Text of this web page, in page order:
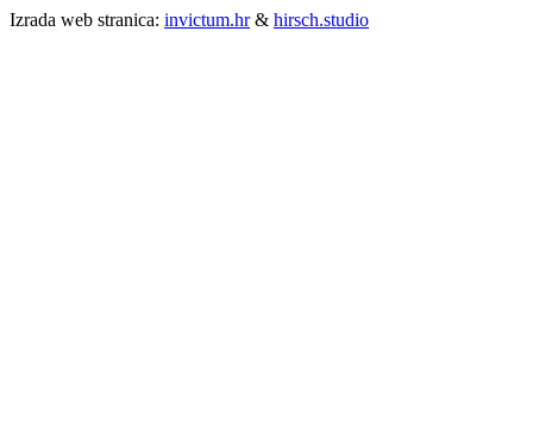
Izrada web stranica: invictum.hr& hirsch.studio